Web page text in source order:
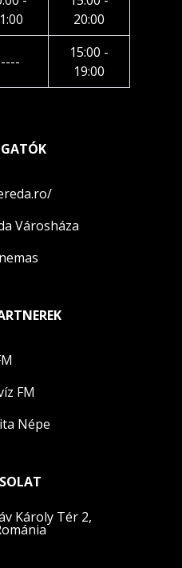
20:00
15:00 -
19:00
Károly Tér 2,